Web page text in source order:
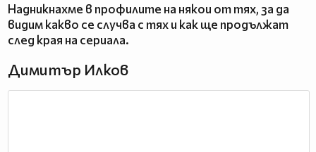
Надникнахме в профилите на някои от тях, за да
видим какво се случва с тях и как ще продължат
след края на сериала.
Димитър Илков